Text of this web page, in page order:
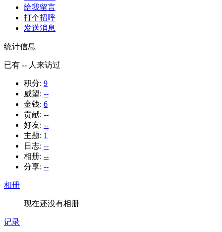
给我留言
打个招呼
发送消息
统计信息
已有 -- 人来访过
积分: 9
威望: --
金钱: 6
贡献: --
好友: --
主题: 1
日志: --
相册: --
分享: --
相册
现在还没有相册
记录